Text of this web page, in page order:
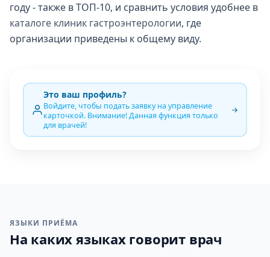
году - также в ТОП-10, и сравнить условия удобнее в
каталоге клиник гастроэнтерологии, где
организации приведены к общему виду.
Это ваш профиль?
Войдите, чтобы подать заявку на управление
карточкой. Внимание! Данная функция только
для врачей!
ЯЗЫКИ ПРИЁМА
На каких языках говорит врач